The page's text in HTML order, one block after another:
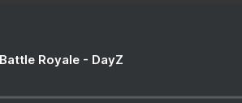
Royale - DayZ